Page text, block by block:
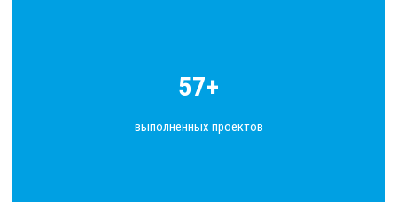
57+
выполненных проектов